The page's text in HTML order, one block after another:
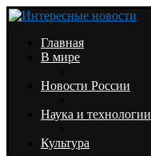
Главная
В мире
Новости России
Наука и технологии
Культура